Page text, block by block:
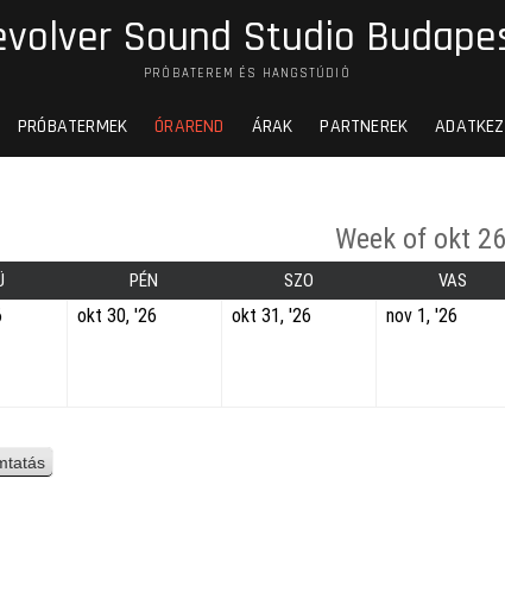
Sound Studio
PRÓBATEREM ÉS HANGSTÚDIÓ
PRÓBATERMEK ÓRAREND ÁRAK PARTNEREK
Week of okt
PÉN SZO VAS
okt 30, '26 okt 31, '26 nov 1, '26